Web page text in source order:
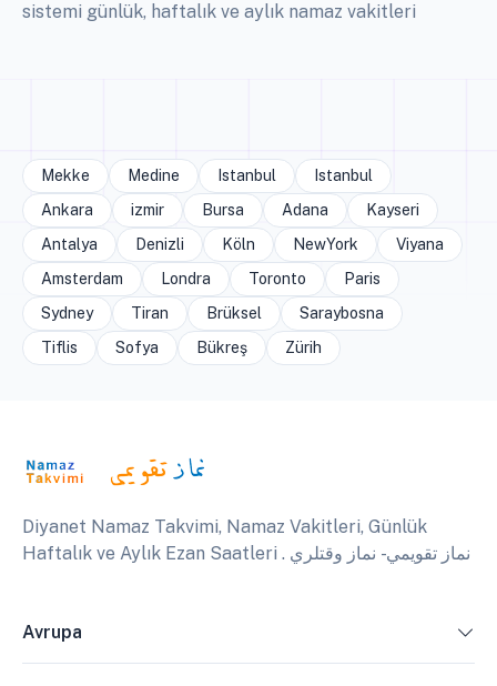
sistemi günlük, haftalık ve aylık namaz vakitleri
Mekke Medine Istanbul
Istanbul
Ankara
izmir Bursa Adana
Kayseri
Antalya
Denizli Köln NewYork
Viyana
Amsterdam
Londra Toronto
Paris
Sydney
Tiran Brüksel
Saraybosna
Tiflis
Sofya Bükreş Zürih
Diyanet Namaz Takvimi, Namaz Vakitleri, Günlük
Haftalık ve Aylık Ezan Saatleri . نماز تقويمي - نماز وقتلري
Avrupa